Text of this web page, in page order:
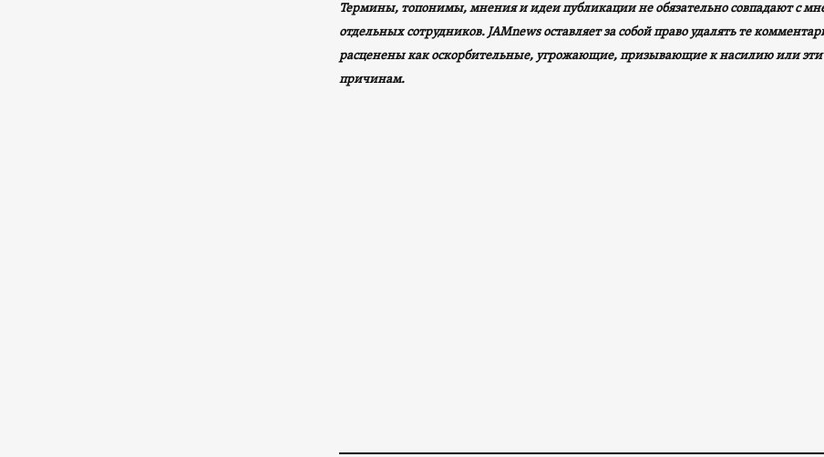
Термины, топонимы, мнения и идеи публикации не обязательно совпадают с
отдельных сотрудников. JAMnews оставляет за собой право удалять те
расценены как оскорбительные, угрожающие, призывающие к насилию или
причинам.